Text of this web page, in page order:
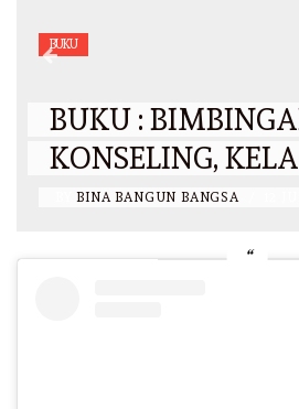
BUKU
BUKU :
KONSELING,
BINA BANGUN BANGSA